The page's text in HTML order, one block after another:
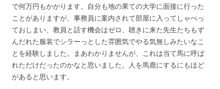
で何万円もかかります。自分も地の果ての大学に面接に行った
ことがありますが、事務員に案内されて部屋に入ってしゃべっ
ておしまい、教員と話す機会はゼロ、聴きに来た先生たちもず
んだれた服装でシラーっとした雰囲気でやる気無しみたいなこ
とを経験しました。まあわかりませんが、これは当て馬に呼ば
れただけだったのかなと思いました。人を馬鹿にするにもほど
があると思います。